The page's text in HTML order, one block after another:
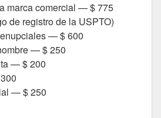
marca comercial — $ 775
de registro de la USPTO)
— $ 600
— $ 250
— $ 200
— $ 250